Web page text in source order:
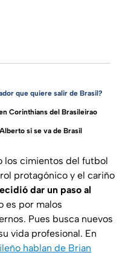
que quiere salir de Brasil?
Corinthians del Brasileirao
si se va de Brasil
los cimientos del futbol
protagónico y el cariño
dar un paso al
es por malos
Pues busca nuevos
vida profesional. En
hablan de Brian